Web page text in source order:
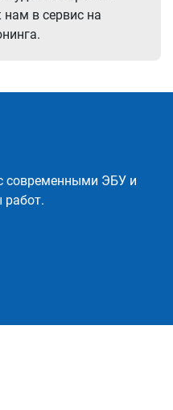
нам в сервис на
современными ЭБУ и
работ.